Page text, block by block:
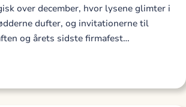
over december, hvor lysene glimter i
dufter, og invitationerne til
og årets sidste firmafest…